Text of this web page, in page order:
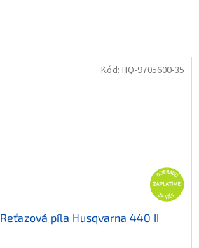
Reťazová píla Husqvarna 440 II
Kód: HQ-9705600-35